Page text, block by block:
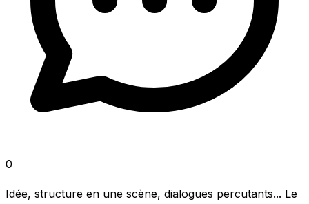
0
Idée, structure en une scène, dialogues percutants... Le